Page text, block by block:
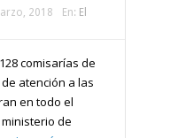
2018 En: El
comisarías de
atención a las
en todo el
de